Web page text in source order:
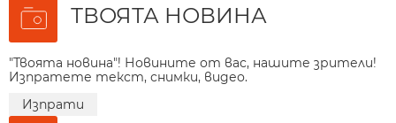
ТВОЯТА НОВИНА
"Твоята новина"! Новините от вас, нашите зрители!
Изпратете текст, снимки, видео.
Изпрати